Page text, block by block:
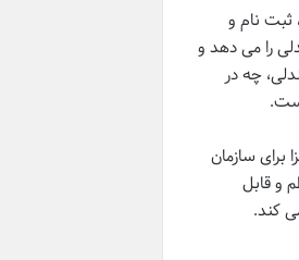
ثبت نام و
را می دهد و
چه در
سازمان
و قابل
کند.